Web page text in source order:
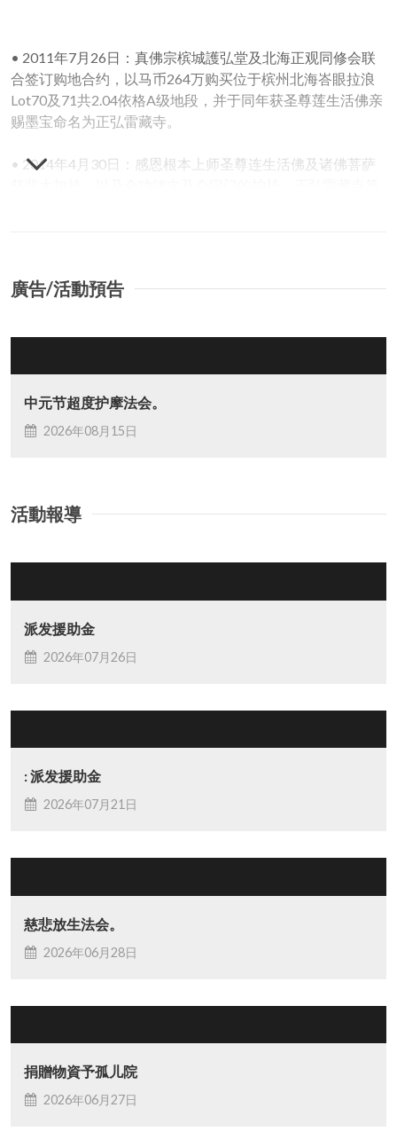
• 2011年7月26日：真佛宗槟城護弘堂及北海正观同修会联
合签订购地合约，以马币264万购买位于槟州北海峇眼拉浪
Lot70及71共2.04依格A级地段，并于同年获圣尊莲生活佛亲
赐墨宝命名为正弘雷藏寺。
• 2014年4月30日：感恩根本上师圣尊连生活佛及诸佛菩萨
大雄宝殿。
准证。
• 2019年8月20日：正弘雷藏寺正式获准社团注册局在1966
年社团法令之下注册，注册号码：PPM-007-07-
* 2019年9月16日召开第一届会员大会正式成立。
• 2020年6月16日，本寺建筑工程获得CCC入伙证，并开始
装修工程。
PMT1291。
1. 第一届（2019-2021年度）理事
委员: 黄增 冯展鹏 郭修成 蓝允啁 杨文利
廣告/活動預告
中元节超度护摩法会。
2026年08月15日
活動報導
派发援助金
2026年07月26日
: 派发援助金
2026年07月21日
慈悲放生法会。
2026年06月28日
捐贈物資予孤儿院
2026年06月27日